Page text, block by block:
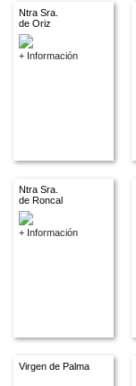
Ntra Sra.
de Oriz
+ Información
Ntra Sra.
de Roncal
+ Información
Virgen de Palma